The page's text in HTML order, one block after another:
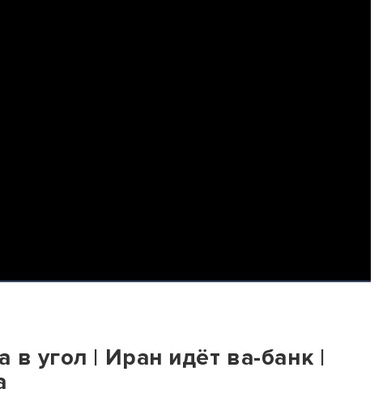
в угол | Иран идёт ва-банк |